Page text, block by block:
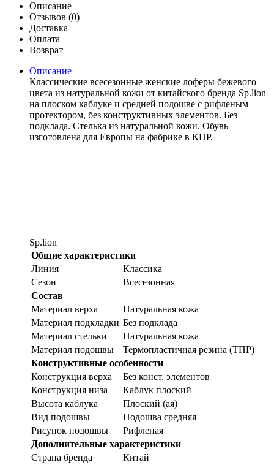
Описание
Отзывов (0)
Доставка
Оплата
Возврат
Описание
Классические всесезонные женские лоферы бежевого
цвета из натуральной кожи от китайского бренда Sp.lion
на плоском каблуке и средней подошве с рифленым
протектором, без конструктивных элементов. Без
подклада. Стелька из натуральной кожи. Обувь
изготовлена для Европы на фабрике в КНР.
Sp.lion
Общие характеристики
Линия
Классика
Сезон
Всесезонная
Состав
Материал верха
Натуральная кожа
Материал подкладки Без подклада
Материал стельки
Натуральная кожа
Материал подошвы
Термопластичная резина (ТПР)
Конструктивные особенности
Конструкция верха
Без конст. элементов
Конструкция низа
Каблук плоский
Высота каблука
Плоский (ая)
Вид подошвы
Подошва средняя
Рисунок подошвы
Рифленая
Дополнительные характеристики
Страна бренда
Китай